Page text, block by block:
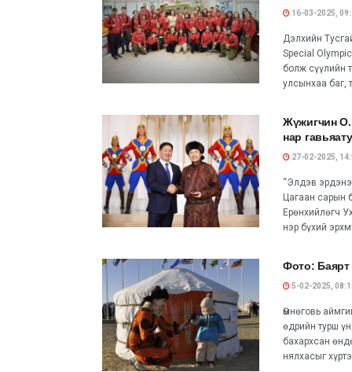
16-03-2025,
Дэлхийн
Special
болж сүүлийн
улсынхаа
Жүжигчин
нар
27-02-2025,
“Элдэв
Цагаан сарын
Ерөнхийлөгч
нэр бүхий
Фото: Баярт
5-02-2025,
Өмнөговь
өдрийн турш
бахархсан
нялхасыг